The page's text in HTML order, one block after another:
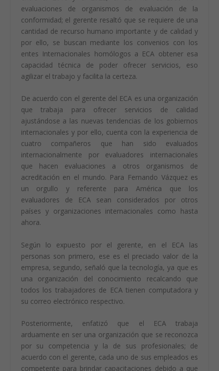
Seguro Social, la Refinadora de Petróleo RECOPE, el
Consejo Nacional de Producción, Universidad Nacional,
Compañía de Fuerza y Luz y la empresa de servicios
públicos de Heredia que están en proceso de firmarse.
Actualmente en la organización trabajan 46 personas y
entre el 2018 y el 2022, el ECA ha realizado 781
evaluaciones de organismos de evaluación de la
conformidad; el gerente resaltó que se requiere de una
cantidad de recurso humano importante y de calidad y
por ello, se buscan mediante los convenios con los
entes Internacionales homólogos a ECA obtener esa
capacidad técnica de poder ofrecer servicios, eso
agilizar el trabajo y facilita la certeza.
De acuerdo con el gerente del ECA es una organización
que trabaja para ofrecer servicios de calidad
ajustándose a las nuevas tendencias de los gobiernos
internacionales y por ello, cuenta con la experiencia de
cuatro compañeros que han sido evaluados
que hacen evaluaciones a otros organismos de
acreditación en el mundo. Para Fernando Vázquez es
un orgullo y referente para América que los
evaluadores de ECA sean considerados por otros
países y organizaciones internacionales como hasta
ahora.
Según lo expuesto por el gerente, en el ECA las
personas son primero, ese es el preciado valor de la
empresa, segundo, señaló que la tecnología, ya que es
una organización del conocimiento recalcando que
todos los trabajadores de ECA tienen computadora y